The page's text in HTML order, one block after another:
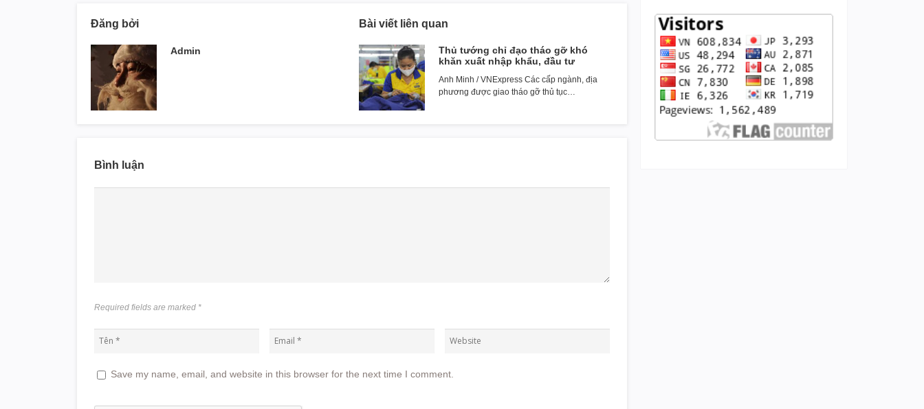
Đăng bởi
Admin
Bài viết liên quan
Thủ tướng chỉ đạo tháo gỡ khó
khăn xuất nhập khẩu, đầu tư
Anh Minh / VNExpress Các cấp ngành, địa
phương được giao tháo gỡ thủ tục…
Bình luận
Required fields are marked *
Save my name, email, and website in this browser for the next time I comment.